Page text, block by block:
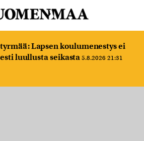
Lapsen koulumenestys ei
luullusta seikasta 5.8.2026 21:31